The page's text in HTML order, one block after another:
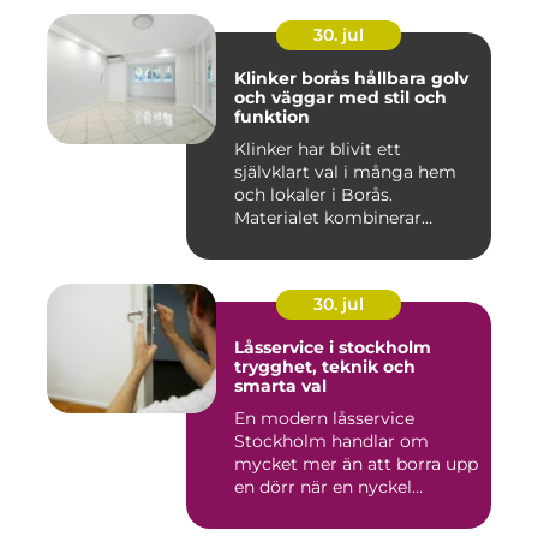
30. jul
Klinker borås hållbara golv
och väggar med stil och
funktion
Klinker har blivit ett
självklart val i många hem
och lokaler i Borås.
Materialet kombinerar
30. jul
Låsservice i stockholm
trygghet, teknik och
smarta val
En modern låsservice
Stockholm handlar om
mycket mer än att borra upp
en dörr när en nyckel